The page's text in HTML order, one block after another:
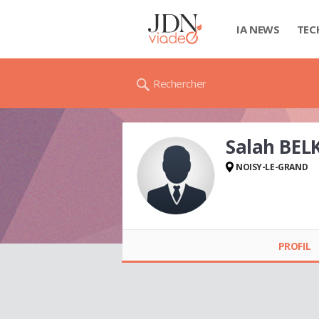
IA NEWS
Rechercher
Salah
NOISY-LE-GRAND
PROFIL